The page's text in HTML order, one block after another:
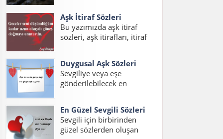
okuyabilirsiniz....
Aşık Oldum Sözleri, Aşka
Düşmek Sözleri Sevgiliye,
Sevdaya Tutuldum Sözleri,
Aşka Düşmek Sözleri
Sözleri Facebook Aşka...
Aşk İtiraf Sözleri
Bu yazımızda aşk itiraf
sözleri, aşk itirafları, itiraf
aşk itiraf sözleri yazılarını
bulabilirsiniz. Aşkını itiraf
etme sözleri yerine ve
Duygusal Aşk Sözleri
Sevgiliye veya eşe
gönderilebilecek en
duygusal aşk sözleri uzun,
en güzel duygusal aşk
sözleri uzun ve şahane aşk
En Güzel Sevgili Sözleri
Sevgili için birbirinden
güzel sözlerden oluşan